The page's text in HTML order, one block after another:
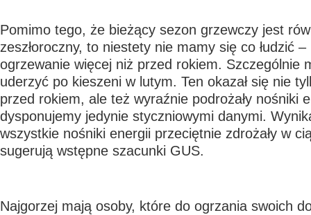
Pomimo tego, że bieżący sezon grzewczy jest
zeszłoroczny, to niestety nie mamy się co łudzić
ogrzewanie więcej niż przed rokiem. Szczególnie
uderzyć po kieszeni w lutym. Ten okazał się nie
przed rokiem, ale też wyraźnie podrożały nośniki
dysponujemy jedynie styczniowymi danymi.
wszystkie nośniki energii przeciętnie zdrożały w
sugerują wstępne szacunki GUS.
Najgorzej mają osoby, które do ogrzania swoich